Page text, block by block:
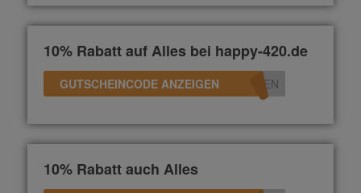
10% Rabatt auf Alles bei happy-420.de
GUTSCHEINCODE ANZEIGEN TEN
10% Rabatt auch Alles